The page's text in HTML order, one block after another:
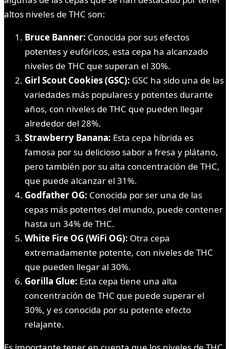
altos niveles de THC son:
Bruce Banner: Conocida por sus efectos
potentes y eufóricos, esta cepa ha alcanzado
niveles de THC que superan el 30%.
Girl Scout Cookies (GSC): GSC ha sido una de las
variedades más populares y potentes durante
años, con niveles de THC que pueden llegar
alrededor del 28%.
Strawberry Banana: Esta cepa híbrida es
famosa por su delicioso sabor a fresa y plátano,
pero también por su alta concentración de THC,
que puede alcanzar el 31%.
Godfather OG: Conocida por ser una de las
cepas más potentes del mundo, puede contener
hasta un 34% de THC.
White Fire OG (WiFi OG): Otra cepa
extremadamente potente, con niveles de THC
que pueden llegar al 30%.
Gorilla Glue: Esta cepa tiene una alta
concentración de THC que puede superar el
30%, y es conocida por su potente efecto
relajante.